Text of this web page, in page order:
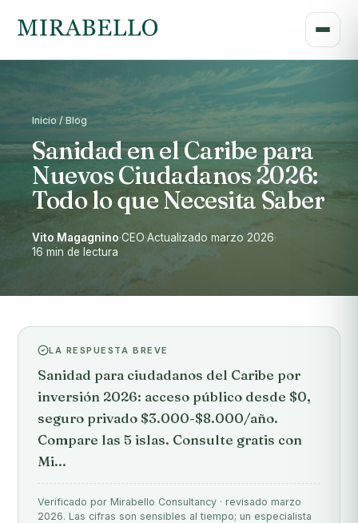
Inicio / Blog
Sanidad en el Caribe para
Nuevos Ciudadanos 2026:
Todo lo que Necesita Saber
Vito Magagnino·CEO·Actualizado marzo 2026·
16 min de lectura
LA RESPUESTA BREVE
Sanidad para ciudadanos del Caribe por
inversión 2026: acceso público desde $0,
seguro privado $3.000-$8.000/año.
Compare las 5 islas. Consulte gratis con
Mi...
Verificado por Mirabello Consultancy · revisado marzo
2026. Las cifras son sensibles al tiempo; un especialista